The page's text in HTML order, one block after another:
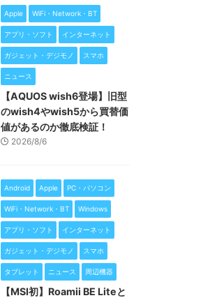
Apple WiFi・Network・BT
アプリ・ソフト インターネット
ガジェット・デジモノ スマホ
ニュース
【AQUOS wish6登場】旧型
のwish4やwish5から買替価
値があるのか徹底検証！
2026/8/6
Android Apple PC・パソコン
WiFi・Network・BT Windows
アプリ・ソフト インターネット
ガジェット・デジモノ スマホ
タブレット ニュース 周辺機器
【MSI初】Roamii BE Liteと